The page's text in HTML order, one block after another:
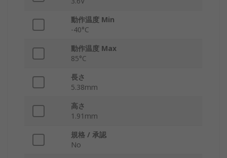
動作温度 Min
-40°C
動作温度 Max
85°C
長さ
5.38mm
高さ
1.91mm
規格 / 承認
No